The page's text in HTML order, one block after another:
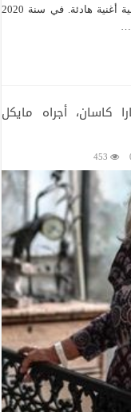
جائزة الغونكور الفرنسية سنة 2016 عن روايتها الثانية أغنية هادئة. في سنة 2020
…
كاسان، أجراه مايكل
453